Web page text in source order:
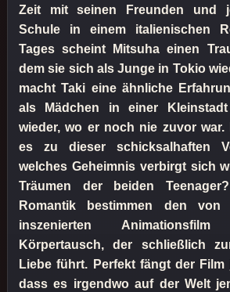
Zeit mit seinen Freunden und
Schule in einem italienischen
Tages scheint Mitsuha einen
dem sie sich als Junge in Tokio
macht Taki eine ähnliche
als Mädchen in einer
wieder, wo er noch nie zuvor war.
es zu dieser schicksalhaften
welches Geheimnis verbirgt sich
Träumen der beiden
Romantik bestimmen den von
inszenierten
Körpertausch, der schließlich
Liebe führt. Perfekt fängt der Film
dass es irgendwo auf der Welt